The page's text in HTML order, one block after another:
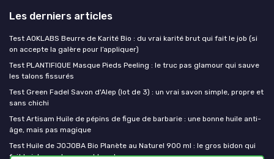
Les derniers articles
Test AOKLABS Beurre de Karité Bio : du vrai karité brut qui fait le job (si
on accepte la galère pour l’appliquer)
Test PLANTIFIQUE Masque Pieds Peeling : le truc pas glamour qui sauve
les talons fissurés
Test Green Fadel Savon d'Alep (lot de 3) : un vrai savon simple, propre et
sans chichi
Test Artisam Huile de pépins de figue de barbarie : une bonne huile anti-
âge, mais pas magique
Test Huile de JOJOBA Bio Planète au Naturel 900 ml : le gros bidon qui
fait le job pour la peau et les cheveux